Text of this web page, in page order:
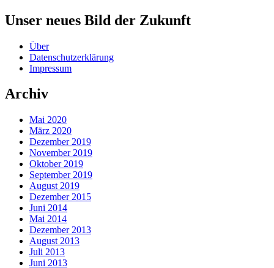
Unser neues Bild der Zukunft
Über
Datenschutzerklärung
Impressum
Archiv
Mai 2020
März 2020
Dezember 2019
November 2019
Oktober 2019
September 2019
August 2019
Dezember 2015
Juni 2014
Mai 2014
Dezember 2013
August 2013
Juli 2013
Juni 2013